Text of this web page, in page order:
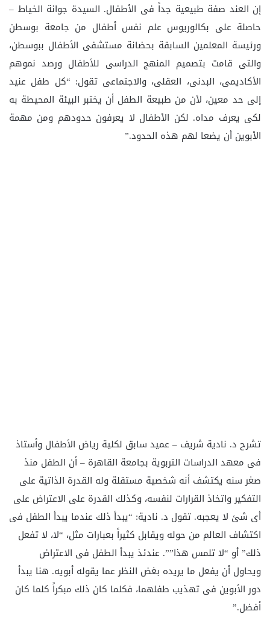
إن العند صفة طبيعية جداً فى الأطفال. السيدة جوانة الخياط –
حاصلة على بكالوريوس علم نفس أطفال من جامعة بوسطن
ورئيسة المعلمين السابقة بحضانة مستشفى الأطفال ببوسطن،
والتى قامت بتصميم المنهج الدراسى للأطفال ورصد نموهم
الأكاديمى، البدنى، العقلى، والاجتماعى تقول: “كل طفل عنيد
إلى حد معين، لأن من طبيعة الطفل أن يختبر البيئة المحيطة به
لكى يعرف مداه. لكن الأطفال لا يعرفون حدودهم ومن مهمة
الأبوين أن يضعا لهم هذه الحدود.”
تشرح د. نادية شريف – عميد سابق لكلية رياض الأطفال وأستاذ
فى معهد الدراسات التربوية بجامعة القاهرة – أن الطفل منذ
صغر سنه يكتشف أنه شخصية مستقلة وله القدرة الذاتية على
التفكير واتخاذ القرارات لنفسه، وكذلك القدرة على الاعتراض على
أى شئ لا يعجبه. تقول د. نادية: “يبدأ ذلك عندما يبدأ الطفل فى
اكتشاف العالم من حوله ويقابل كثيراً بعبارات مثل، “لا، لا تفعل
ذلك” أو “لا تلمس هذا””. عندئذ يبدأ الطفل فى الاعتراض
ويحاول أن يفعل ما يريده بغض النظر عما يقوله أبويه. هنا يبدأ
دور الأبوين فى تهذيب طفلهما، فكلما كان ذلك مبكراً كلما كان
أفضل.”